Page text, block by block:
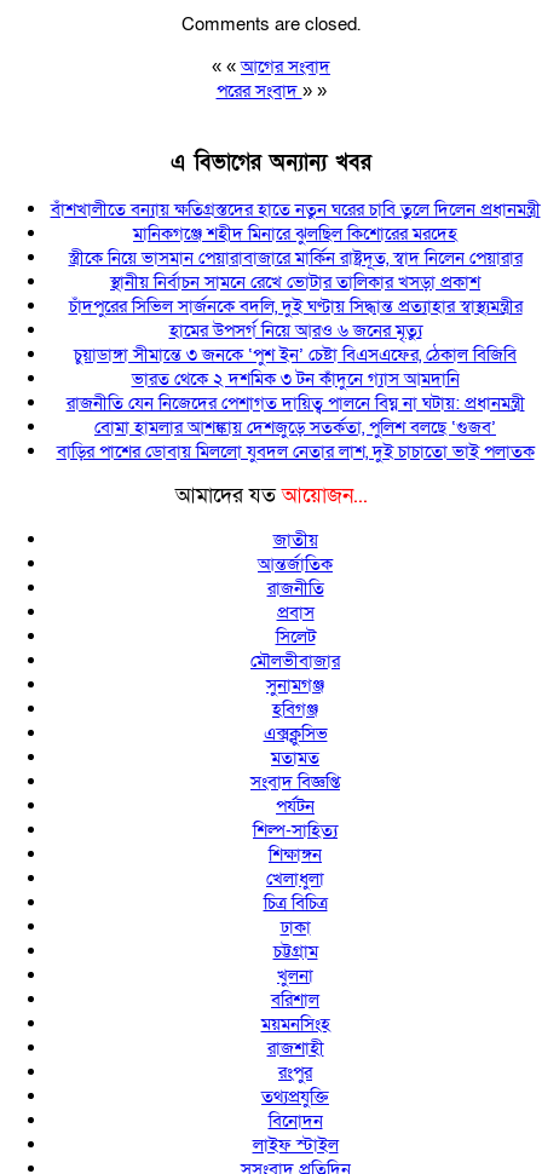
Comments are closed.
« «আগের সংবাদ
পরের সংবাদ » »
এ বিভাগের অন্যান্য খবর
বাঁশখালীতে বন্যায় ক্ষতিগ্রস্তদের হাতে নতুন ঘরের চাবি তুলে দিলেন প্রধানমন্ত্রী
মানিকগঞ্জে শহীদ মিনারে ঝুলছিল কিশোরের মরদেহ
স্ত্রীকে নিয়ে ভাসমান পেয়ারাবাজারে মার্কিন রাষ্ট্রদূত, স্বাদ নিলেন পেয়ারার
স্থানীয় নির্বাচন সামনে রেখে ভোটার তালিকার খসড়া প্রকাশ
চাঁদপুরের সিভিল সার্জনকে বদলি, দুই ঘণ্টায় সিদ্ধান্ত প্রত্যাহার স্বাস্থ্যমন্ত্রীর
হামের উপসর্গ নিয়ে আরও ৬ জনের মৃত্যু
চুয়াডাঙ্গা সীমান্তে ৩ জনকে ‘পুশ ইন’ চেষ্টা বিএসএফের, ঠেকাল বিজিবি
ভারত থেকে ২ দশমিক ৩ টন কাঁদুনে গ্যাস আমদানি
রাজনীতি যেন নিজেদের পেশাগত দায়িত্ব পালনে বিঘ্ন না ঘটায়: প্রধানমন্ত্রী
বোমা হামলার আশঙ্কায় দেশজুড়ে সতর্কতা, পুলিশ বলছে ‘গুজব’
বাড়ির পাশের ডোবায় মিললো যুবদল নেতার লাশ, দুই চাচাতো ভাই পলাতক
আমাদের যতআয়োজন...
জাতীয়
আন্তর্জাতিক
রাজনীতি
প্রবাস
সিলেট
মৌলভীবাজার
সুনামগঞ্জ
হবিগঞ্জ
এক্সক্লুসিভ
মতামত
সংবাদ বিজ্ঞপ্তি
পর্যটন
শিল্প-সাহিত্য
শিক্ষাঙ্গন
খেলাধুলা
চিত্র বিচিত্র
ঢাকা
চট্টগ্রাম
খুলনা
বরিশাল
ময়মনসিংহ
রাজশাহী
রংপুর
তথ্যপ্রযুক্তি
বিনোদন
লাইফ স্টাইল